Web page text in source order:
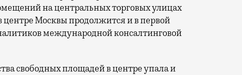
на центральных торговых улицах
центре Москвы продолжится и в первой
международной консалтинговой
свободных площадей в центре упала и